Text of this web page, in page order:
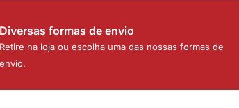
Diversas formas de envio
Retire na loja ou escolha uma das nossas formas de
envio.